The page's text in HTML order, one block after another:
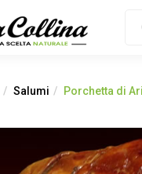
Salumi Porchetta di